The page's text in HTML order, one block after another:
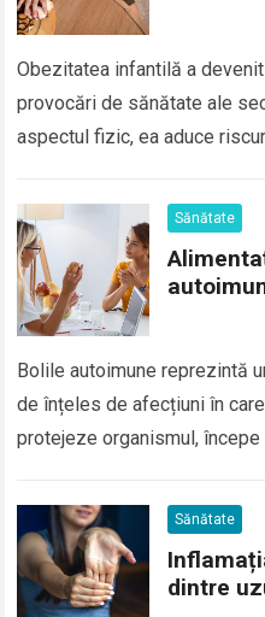
Obezitatea infantilă a
provocări de sănătate ale
aspectul fizic, ea aduce
Sănătate
Bolile autoimune reprezintă
de înțeles de afecțiuni în
protejeze organismul,
Sănătate
dintre